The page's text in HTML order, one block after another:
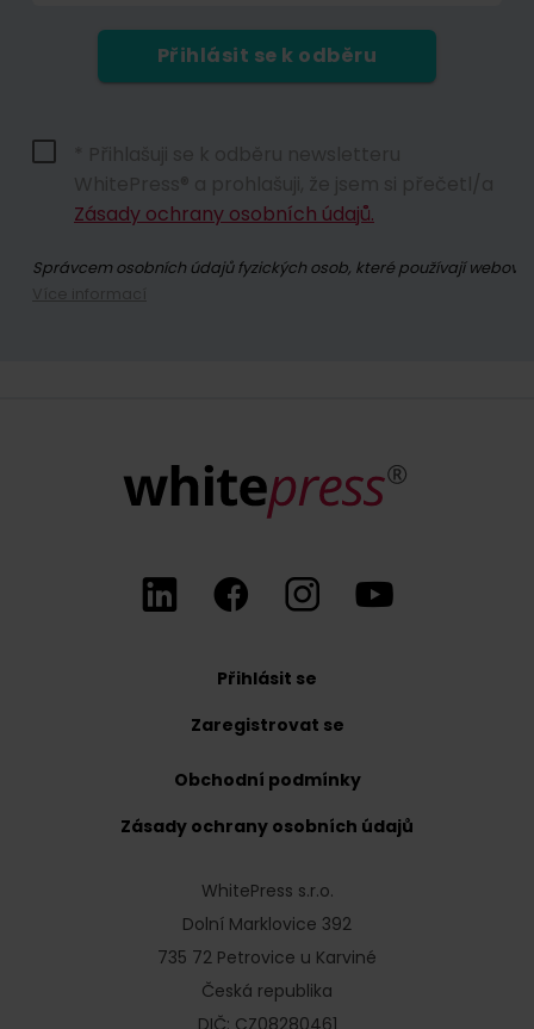
Přihlásit se k odběru
Zásady ochrany osobních údajů.
Správcem osobních údajů fyzických osob, které používají webové
Přihlásit se
Zaregistrovat se
WhitePress s.r.o.
Dolní Marklovice 392
735 72 Petrovice u Karviné
Česká republika
Obchodní podmínky
Zásady ochrany osobních údajů